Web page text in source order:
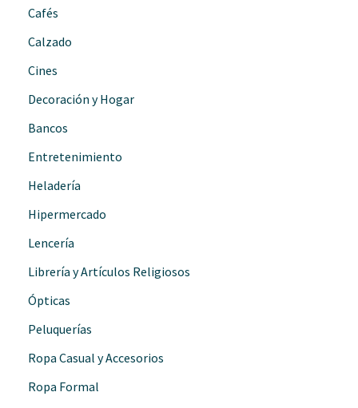
Cafés
Calzado
Cines
Decoración y Hogar
Bancos
Entretenimiento
Heladería
Hipermercado
Lencería
Librería y Artículos Religiosos
Ópticas
Peluquerías
Ropa Casual y Accesorios
Ropa Formal